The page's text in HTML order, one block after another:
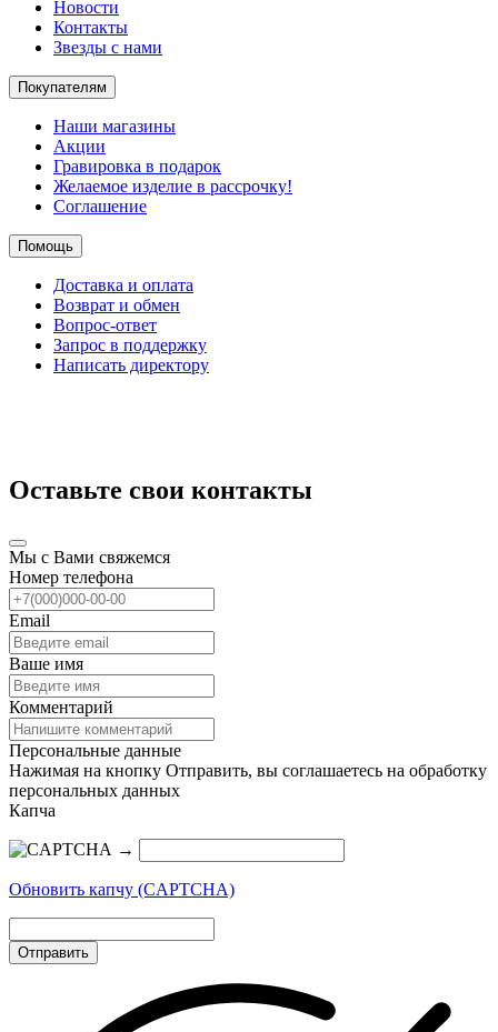
Новости
Контакты
Звезды с нами
Покупателям
Наши магазины
Акции
Гравировка в подарок
Желаемое изделие в рассрочку!
Соглашение
Помощь
Доставка и оплата
Возврат и обмен
Вопрос-ответ
Запрос в поддержку
Написать директору
Оставьте свои контакты
Мы с Вами свяжемся
Номер телефона
Email
Ваше имя
Комментарий
Персональные данные
Нажимая на кнопку Отправить, вы соглашаетесь на обработку
персональных данных
Капча
→
Обновить капчу (CAPTCHA)
Отправить